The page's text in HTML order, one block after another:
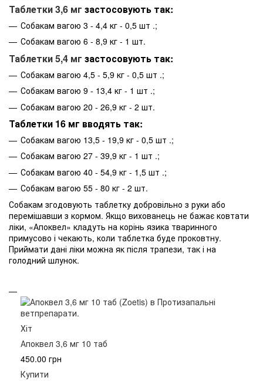
Таблетки 3,6 мг застосовують так:
Собакам вагою 3 - 4,4 кг - 0,5 шт .;
Собакам вагою 6 - 8,9 кг - 1 шт.
Таблетки 5,4 мг застосовують так:
Собакам вагою 4,5 - 5,9 кг - 0,5 шт .;
Собакам вагою 9 - 13,4 кг - 1 шт .;
Собакам вагою 20 - 26,9 кг - 2 шт.
Таблетки 16 мг вводять так:
Собакам вагою 13,5 - 19,9 кг - 0,5 шт .;
Собакам вагою 27 - 39,9 кг - 1 шт .;
Собакам вагою 40 - 54,9 кг - 1,5 шт .;
Собакам вагою 55 - 80 кг - 2 шт.
Собакам згодовують таблетку добровільно з руки або
перемішавши з кормом. Якщо вихованець не бажає ковтати
ліки, «Апоквел» кладуть на корінь язика тваринного
примусово і чекають, коли таблетка буде проковтну.
Приймати дані ліки можна як після трапези, так і на
голодний шлунок.
Хіт
Апоквел 3,6 мг 10 таб
450.00 грн
Купити